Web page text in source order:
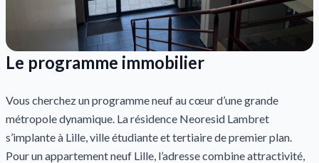
Le programme immobilier
Vous cherchez un programme neuf au cœur d’une grande
métropole dynamique. La résidence Neoresid Lambret
s’implante à Lille, ville étudiante et tertiaire de premier plan.
Pour un appartement neuf Lille, l’adresse combine attractivité,